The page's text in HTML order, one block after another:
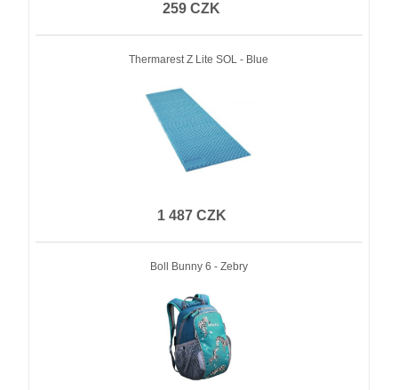
259 CZK
Thermarest Z Lite SOL - Blue
1 487 CZK
Boll Bunny 6 - Zebry